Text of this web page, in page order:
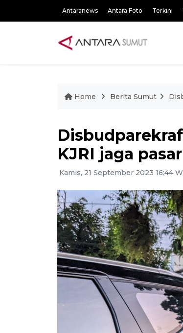
Antaranews Antara Foto Terkini
Home Berita Sumut
KJRI jaga
Kamis, 21 September 2023 16:44